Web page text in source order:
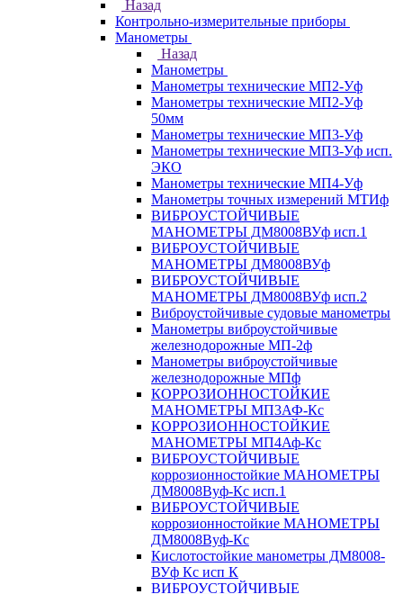
Назад
Контрольно-измерительные приборы
Манометры
Назад
Манометры
Манометры технические МП2-Уф
Манометры технические МП2-Уф
50мм
Манометры технические МП3-Уф
Манометры технические МП3-Уф исп.
ЭКО
Манометры технические МП4-Уф
Манометры точных измерений МТИф
ВИБРОУСТОЙЧИВЫЕ
МАНОМЕТРЫ ДМ8008ВУф исп.1
ВИБРОУСТОЙЧИВЫЕ
МАНОМЕТРЫ ДМ8008ВУф
ВИБРОУСТОЙЧИВЫЕ
МАНОМЕТРЫ ДМ8008ВУф исп.2
Виброустойчивые судовые манометры
Манометры виброустойчивые
железнодорожные МП-2ф
Манометры виброустойчивые
железнодорожные МПф
КОРРОЗИОННОСТОЙКИЕ
МАНОМЕТРЫ МП3АФ-Кс
КОРРОЗИОННОСТОЙКИЕ
МАНОМЕТРЫ МП4Аф-Кс
ВИБРОУСТОЙЧИВЫЕ
коррозионностойкие МАНОМЕТРЫ
ДМ8008Вуф-Кс исп.1
ВИБРОУСТОЙЧИВЫЕ
коррозионностойкие МАНОМЕТРЫ
ДМ8008Вуф-Кс
Кислотостойкие манометры ДМ8008-
ВУф Кс исп К
ВИБРОУСТОЙЧИВЫЕ